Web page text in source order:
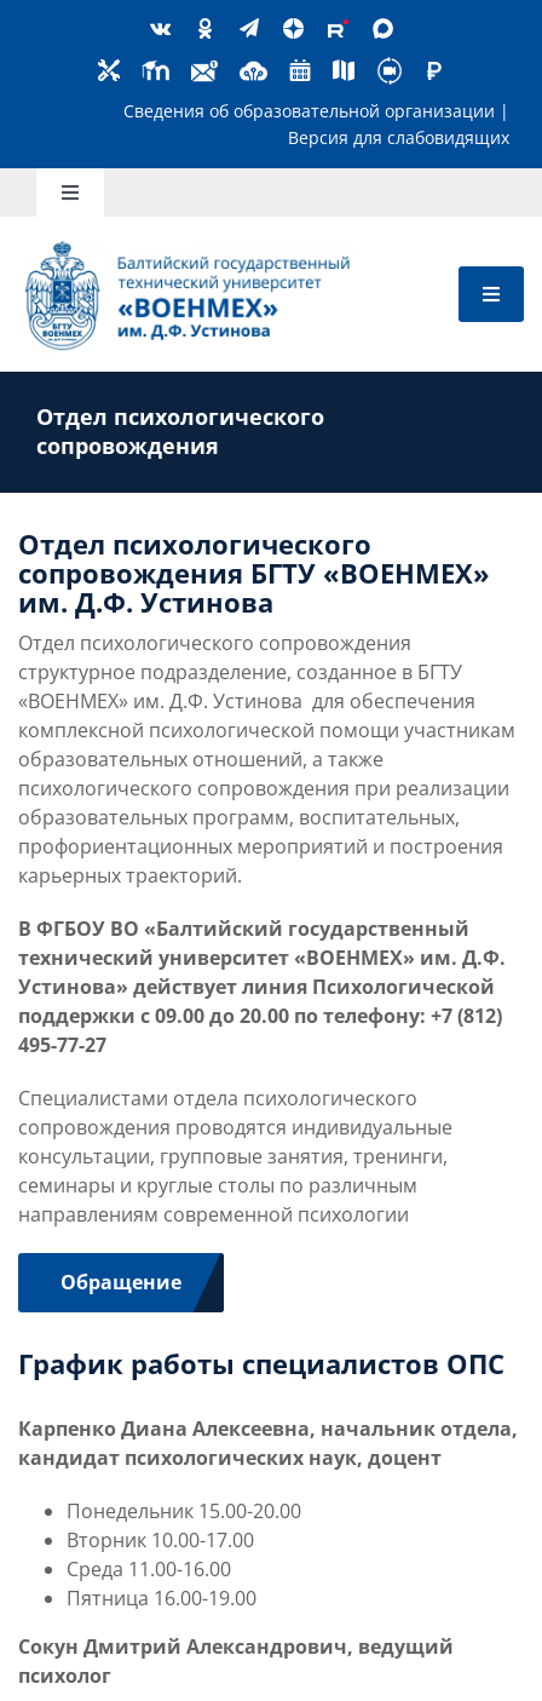
Сведения об образовательной
Toggle
Школьникам
Абитуриентам
Студентам
Преподавателям
Слушателям
Партнерам
НИОКР
Отдел психологического
сопровождения
Отдел психологического
сопровождения БГТУ «ВОЕНМЕХ»
им. Д.Ф. Устинова
Отдел психологического сопровождения
структурное подразделение, созданное в БГТУ
«ВОЕНМЕХ» им. Д.Ф. Устинова для обеспечения
комплексной психологической помощи участникам
образовательных отношений, а также
психологического сопровождения при реализации
образовательных программ, воспитательных,
профориентационных мероприятий и построения
карьерных траекторий.
В ФГБОУ ВО «Балтийский государственный
технический университет «ВОЕНМЕХ» им. Д.Ф.
Устинова» действует линия Психологической
поддержки с 09.00 до 20.00 по телефону: +7 (812)
495-77-27
Специалистами отдела психологического
сопровождения проводятся индивидуальные
консультации, групповые занятия, тренинги,
семинары и круглые столы по различным
направлениям современной психологии
Обращение
График работы специалистов ОПС
Карпенко Диана Алексеевна, начальник отдела,
кандидат психологических наук, доцент
Понедельник 15.00-20.00
Вторник 10.00-17.00
Среда 11.00-16.00
Пятница 16.00-19.00
Сокун Дмитрий Александрович, ведущий
психолог